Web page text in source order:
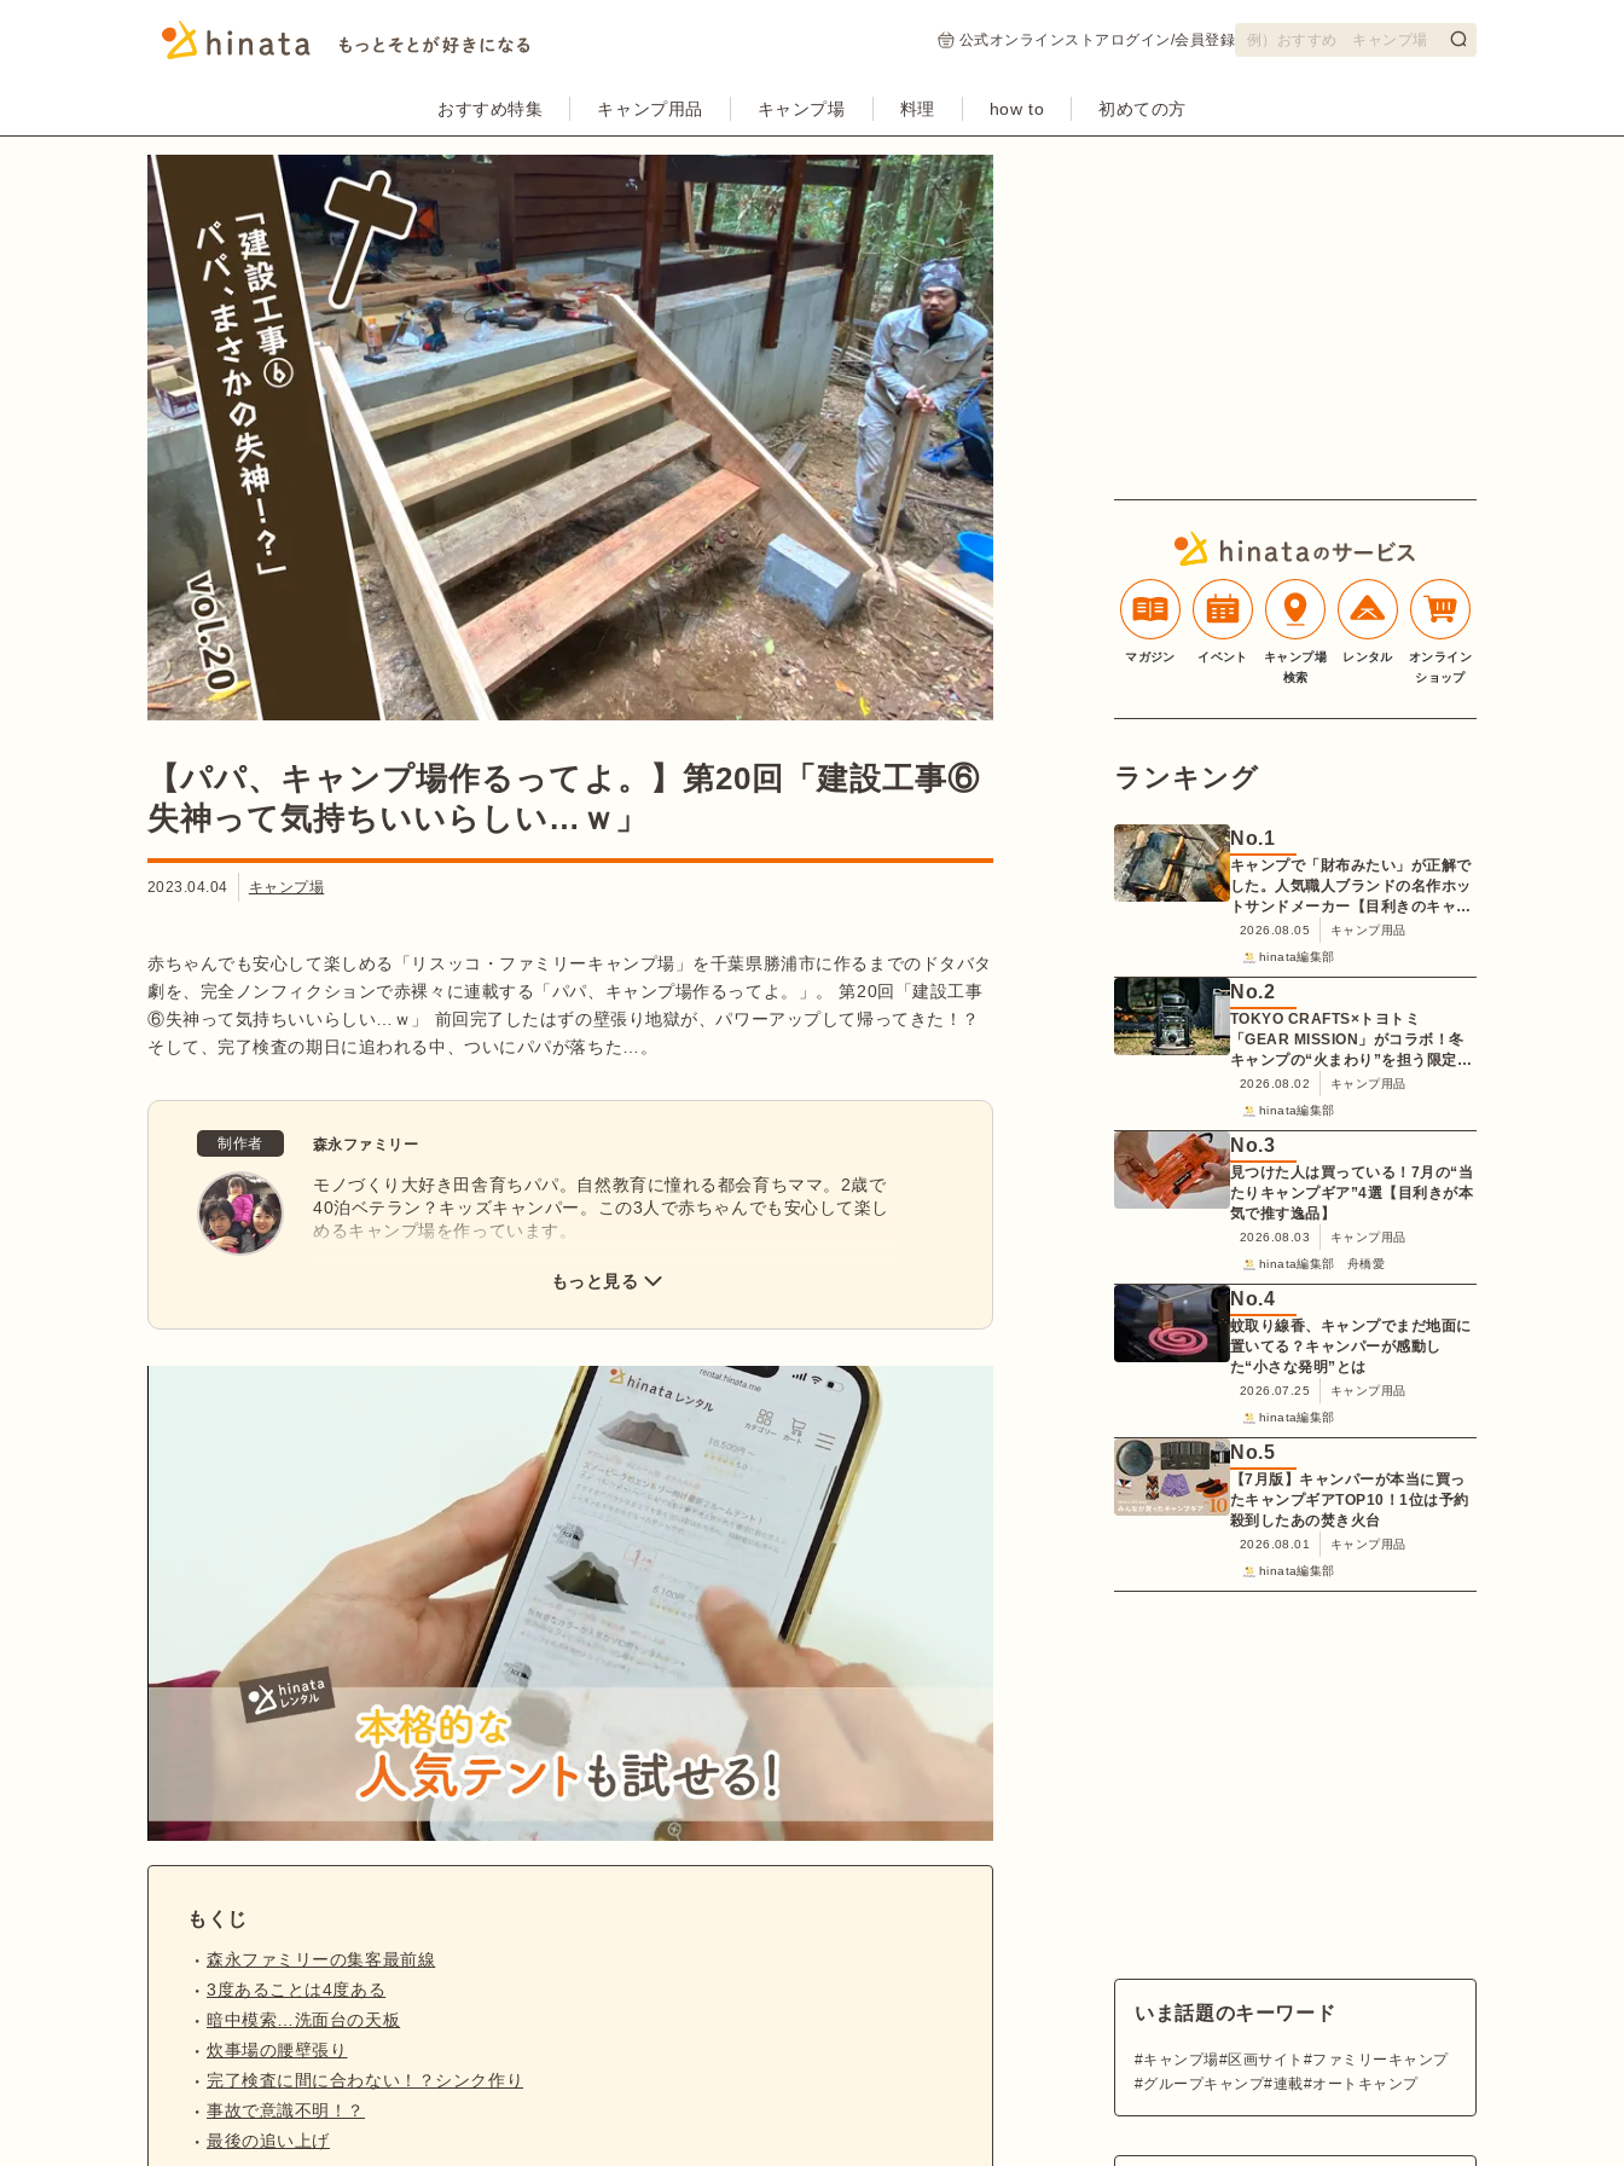
公式オンラインストア ログイン/会員登録
おすすめ特集 キャンプ用品 キャンプ場 料理 how to 初めての方
【パパ、キャンプ場作るってよ。】第20回「建設工事⑥
失神って気持ちいいらしい…ｗ」
2023.04.04 キャンプ場
赤ちゃんでも安心して楽しめる「リスッコ・ファミリーキャンプ場」を千葉県勝浦市に作るまでのドタバタ
劇を、完全ノンフィクションで赤裸々に連載する「パパ、キャンプ場作るってよ。」。 第20回「建設工事
⑥失神って気持ちいいらしい…ｗ」 前回完了したはずの壁張り地獄が、パワーアップして帰ってきた！？
そして、完了検査の期日に追われる中、ついにパパが落ちた…。
制作者 森永ファミリー
モノづくり大好き田舎育ちパパ。自然教育に憧れる都会育ちママ。2歳で
40泊ベテラン？キッズキャンパー。この3人で赤ちゃんでも安心して楽し
めるキャンプ場を作っています。
もっと見る
もくじ
森永ファミリーの集客最前線
3度あることは4度ある
暗中模索…洗面台の天板
炊事場の腰壁張り
完了検査に間に合わない！？シンク作り
事故で意識不明！？
最後の追い上げ
マガジン イベント
キャンプ場
検索
レンタル
オンライン
ショップ
ランキング
No.1
キャンプで「財布みたい」が正解で
した。人気職人ブランドの名作ホッ
トサンドメーカー【目利きのキャン
プギア】
2026.08.05
キャンプ用品
hinata編集部
No.2
TOKYO CRAFTS×トヨトミ
「GEAR MISSION」がコラボ！冬
キャンプの“火まわり”を担う限定
K3クッキングストーブが登場
2026.08.02
キャンプ用品
hinata編集部
No.3
見つけた人は買っている！7月の“当
たりキャンプギア”4選【目利きが本
気で推す逸品】
2026.08.03
キャンプ用品
hinata編集部 舟橋愛
No.4
蚊取り線香、キャンプでまだ地面に
置いてる？キャンパーが感動し
た“小さな発明”とは
2026.07.25
キャンプ用品
hinata編集部
No.5
【7月版】キャンパーが本当に買っ
たキャンプギアTOP10！1位は予約
殺到したあの焚き火台
2026.08.01
キャンプ用品
hinata編集部
いま話題のキーワード
キャンプ場 区画サイト
ファミリーキャンプ
グループキャンプ 連載 オートキャンプ